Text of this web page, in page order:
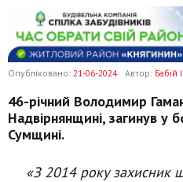
Опубліковано: 21-06-2024 Автор: Бабій
46-річний Володимир
Надвірнянщині, загинув у
Сумщині.
«З 2014 року захисник